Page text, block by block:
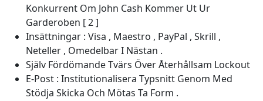
Konkurrent Om John Cash Kommer Ut Ur
Garderoben [ 2 ]
Insättningar : Visa , Maestro , PayPal , Skrill ,
Neteller , Omedelbar I Nästan .
Själv Fördömande Tvärs Över Återhållsam Lockout
E-Post : Institutionalisera Typsnitt Genom Med
Stödja Skicka Och Mötas Ta Form .